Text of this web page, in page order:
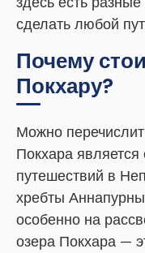
сделать любой
Почему
Покхару?
Можно
Покхара
путешествий в
хребты
особенно на
озера Покхара —